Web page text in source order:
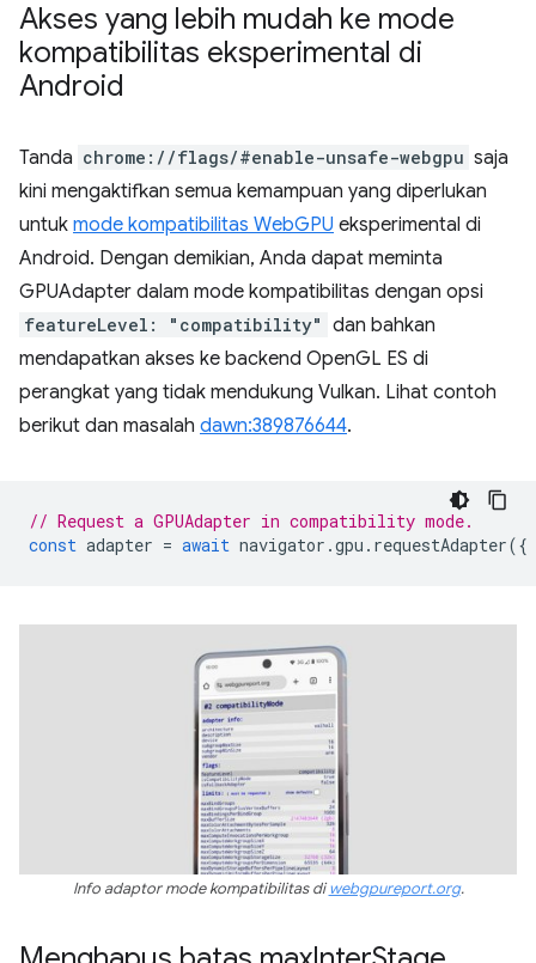
Akses yang lebih mudah ke mode
kompatibilitas eksperimental di
Android
Tanda chrome://flags/#enable-unsafe-webgpu saja
kini mengaktifkan semua kemampuan yang diperlukan
untuk mode kompatibilitas WebGPU eksperimental di
Android. Dengan demikian, Anda dapat meminta
GPUAdapter dalam mode kompatibilitas dengan opsi
featureLevel: "compatibility" dan bahkan
mendapatkan akses ke backend OpenGL ES di
perangkat yang tidak mendukung Vulkan. Lihat contoh
berikut dan masalah dawn:389876644.
// Request a GPUAdapter in compatibility mode.
const adapter = await navigator .gpu . requestAdapter({
Info adaptor mode kompatibilitas diwebgpureport.org.